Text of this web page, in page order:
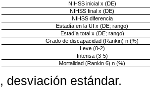
NIHSS inicial x (DE)
NIHSS final x (DE)
NIHSS diferencia
Estadía en la UI x (DE; rango)
Estadía total x (DE; rango)
Grado de discapacidad (Rankin) n (%)
Leve (0-2)
Intensa (3-5)
Mortalidad (Rankin 6) n (%)
desviación estándar.